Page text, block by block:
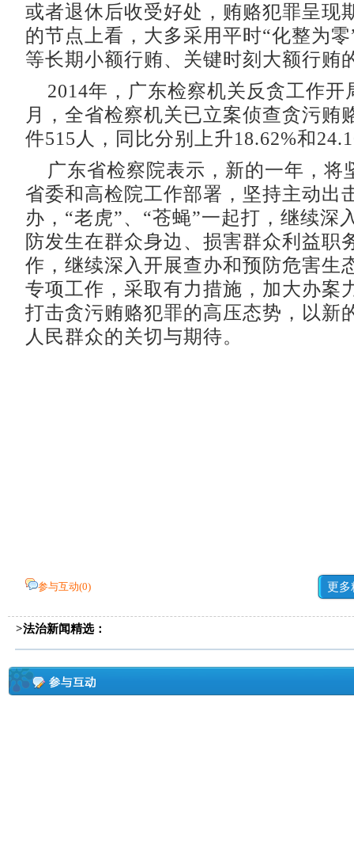
或者退休后收受好处，贿赂犯罪呈现
的节点上看，大多采用平时“化整为
等长期小额行贿、关键时刻大额行贿
2014年，广东检察机关反贪工作开
月，全省检察机关已立案侦查贪污贿
件515人，同比分别上升18.62%和
广东省检察院表示，新的一年，将
省委和高检院工作部署，坚持主动出
办，“老虎”、“苍蝇”一起打，继续深
防发生在群众身边、损害群众利益职
作，继续深入开展查办和预防危害生
专项工作，采取有力措施，加大办案
打击贪污贿赂犯罪的高压态势，以新
人民群众的关切与期待。
参与互动(0) 更多
>法治新闻精选：